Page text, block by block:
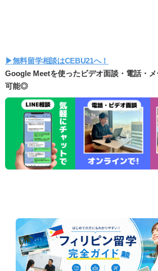
▶︎無料留学相談はCEBU21へ！
Google Meetを使ったビデオ面談・電話・
可能◎